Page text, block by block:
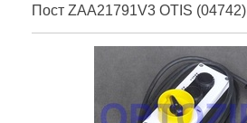
Пост ZAA21791V3 OTIS (04742)